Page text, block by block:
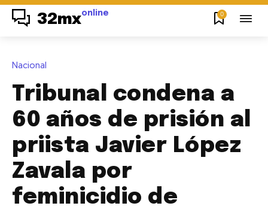
32mxonline 0
Nacional
Tribunal condena a
60 años de prisión al
priista Javier López
Zavala por
feminicidio de